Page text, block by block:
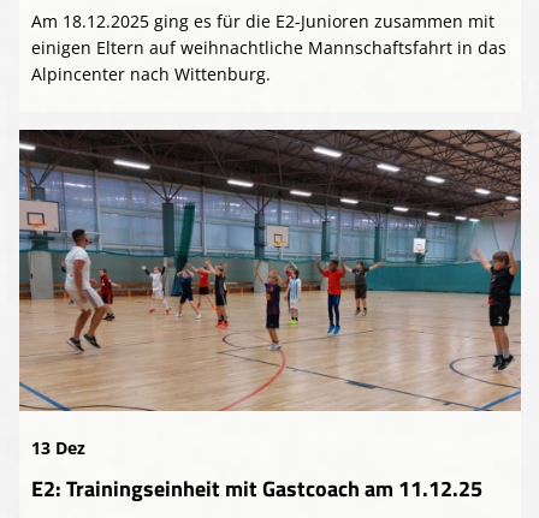
Am 18.12.2025 ging es für die E2-Junioren zusammen mit
einigen Eltern auf weihnachtliche Mannschaftsfahrt in das
Alpincenter nach Wittenburg.
13 Dez
E2: Trainingseinheit mit Gastcoach am 11.12.25